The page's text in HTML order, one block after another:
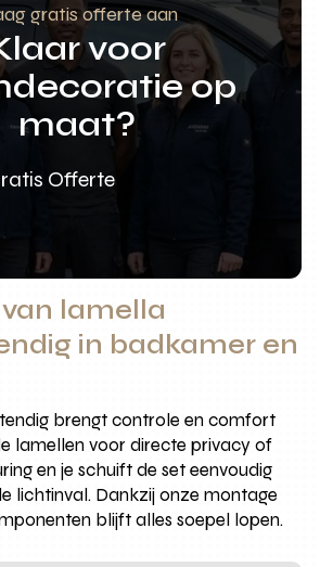
gratis offerte aan
voor
op
maat?
Offerte
lamella
in badkamer en
brengt controle en comfort
lamellen voor directe privacy of
en je schuift de set eenvoudig
lichtinval. Dankzij onze montage
blijft alles soepel lopen.